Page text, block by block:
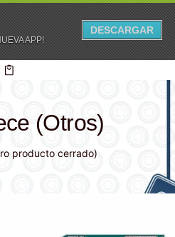
(Otros)
producto cerrado)
APP!
DESCARGAR